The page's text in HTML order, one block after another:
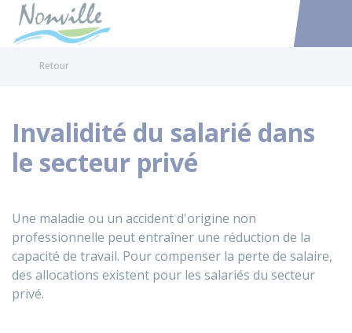
Accéder
Retour
Invalidité du salarié dans
le secteur privé
Une maladie ou un accident d'origine non
professionnelle peut entraîner une réduction de la
capacité de travail. Pour compenser la perte de salaire,
des allocations existent pour les salariés du secteur
privé.